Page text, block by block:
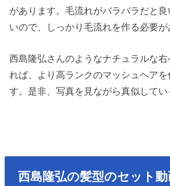
があります。毛流れがバラバラだと
いので、しっかり毛流れを作る必要が
西島隆弘さんのようなナチュラルな
れば、より高ランクのマッシュヘアを
す。是非、写真を見ながら真似してい
西島隆弘の髪型のセット動